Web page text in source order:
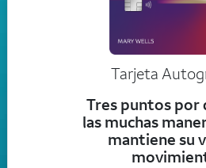
Tarjeta
Tres puntos por
las muchas
mantiene su